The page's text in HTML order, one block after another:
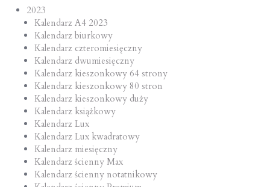
2023
Kalendarz A4 2023
Kalendarz biurkowy
Kalendarz czteromiesięczny
Kalendarz dwumiesięczny
Kalendarz kieszonkowy 64 strony
Kalendarz kieszonkowy 80 stron
Kalendarz kieszonkowy duży
Kalendarz książkowy
Kalendarz Lux
Kalendarz Lux kwadratowy
Kalendarz miesięczny
Kalendarz ścienny Max
Kalendarz ścienny notatnikowy